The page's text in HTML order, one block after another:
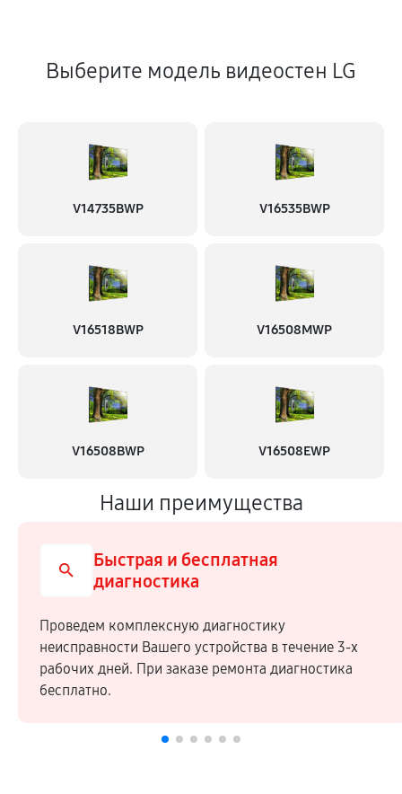
Выберите модель видеостен LG
V14735BWP V16535BWP
V16518BWP V16508MWP
V16508BWP V16508EWP
Наши преимущества
Быстрая и бесплатная
диагностика
Проведем комплексную диагностику
неисправности Вашего устройства в течение 3-х
рабочих дней. При заказе ремонта диагностика
бесплатно.